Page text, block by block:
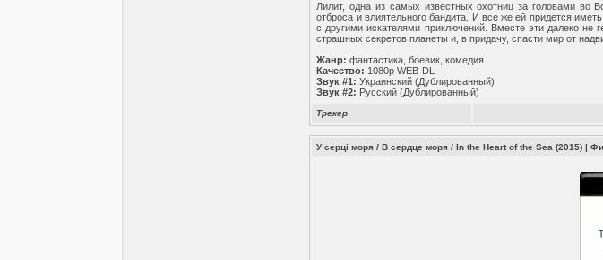
Лилит, одна из самых известных охотниц за головами
отброса и влиятельного бандита. И все же ей придется
с другими искателями приключений. Вместе эти далеко не
страшных секретов планеты и, в придачу, спасти мир от
Жанр: фантастика, боевик, комедия
Качество: 1080p WEB-DL
Звук #1: Украинский (Дублированный)
Звук #2: Русский (Дублированный)
Трекер
У серці моря / В сердце моря / In the Heart of the Sea (2015) |